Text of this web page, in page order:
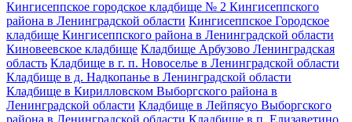
Кингисеппское городское кладбище № 2 Кингисеппского
района в Ленинградской области Кингисеппское Городское
кладбище Кингисеппского района в Ленинградской области
Киновеевское кладбище Кладбище Арбузово Ленинградская
область Кладбище в г. п. Новоселье в Ленинградской области
Кладбище в д. Надкопанье в Ленинградской области
Кладбище в Кирилловском Выборгского района в
Ленинградской области Кладбище в Лейпясуо Выборгского
района в Ленинградской области Кладбище в п. Елизаветино